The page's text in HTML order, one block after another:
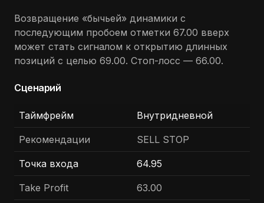
Возвращение «бычьей» динамики с
последующим пробоем отметки 67.00 вверх
может стать сигналом к открытию длинных
позиций с целью 69.00. Стоп-лосс — 66.00.
Сценарий
Таймфрейм Внутридневной
Рекомендации SELL STOP
Точка входа 64.95
Take Profit 63.00